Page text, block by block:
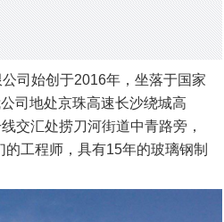
司始创于2016年，坐落于国家
司地处京珠高速长沙绕城高
交汇处捞刀河街道中青路旁，
工程师，具有15年的玻璃钢制